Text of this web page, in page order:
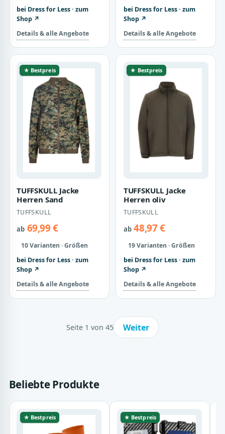
bei Dress for Less · zum
Shop ↗
Details & alle Angebote
bei Dress for Less · zum
Shop ↗
Details & alle Angebote
★ Bestpreis
TUFFSKULL Jacke
Herren Sand
TUFFSKULL
ab69,99 €
10 Varianten · Größen
bei Dress for Less · zum
Shop ↗
Details & alle Angebote
★ Bestpreis
TUFFSKULL Jacke
Herren oliv
TUFFSKULL
ab48,97 €
19 Varianten · Größen
bei Dress for Less · zum
Shop ↗
Details & alle Angebote
Seite 1 von 45 Weiter
Beliebte Produkte
★ Bestpreis ★ Bestpreis